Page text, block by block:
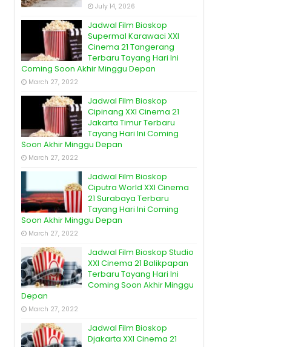
July 14, 2026
Jadwal Film Bioskop
Supermal Karawaci XXI
Cinema 21 Tangerang
Terbaru Tayang Hari Ini
Coming Soon Akhir Minggu Depan
March 27, 2022
Jadwal Film Bioskop
Cipinang XXI Cinema 21
Jakarta Timur Terbaru
Tayang Hari Ini Coming
Soon Akhir Minggu Depan
March 27, 2022
Jadwal Film Bioskop
Ciputra World XXI Cinema
21 Surabaya Terbaru
Tayang Hari Ini Coming
Soon Akhir Minggu Depan
March 27, 2022
Jadwal Film Bioskop Studio
XXI Cinema 21 Balikpapan
Terbaru Tayang Hari Ini
Coming Soon Akhir Minggu
Depan
March 27, 2022
Jadwal Film Bioskop
Djakarta XXI Cinema 21